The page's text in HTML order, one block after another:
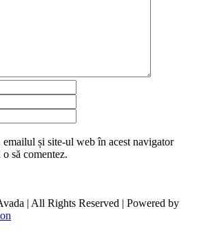
emailul și site-ul web în acest navigator
să comentez.
| All Rights Reserved | Powered by